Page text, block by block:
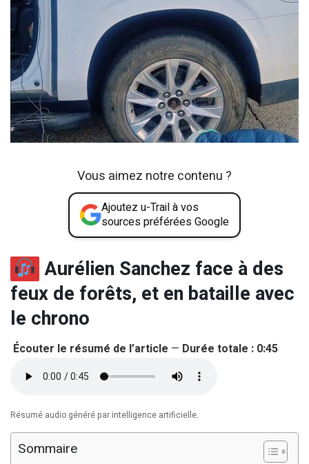
Vous aimez notre contenu ?
Ajoutez u-Trail à vos
sources préférées Google
Aurélien Sanchez face à des
feux de forêts, et en bataille avec
le chrono
Écouter le résumé de l’article — Durée totale : 0:45
Résumé audio généré par intelligence artificielle.
Sommaire